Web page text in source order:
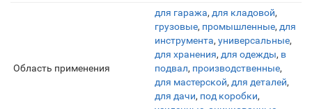
Область применения
для гаража, для кладовой,
грузовые, промышленные, для
инструмента, универсальные,
для хранения, для одежды, в
подвал, производственные,
для мастерской, для деталей,
для дачи, под коробки,